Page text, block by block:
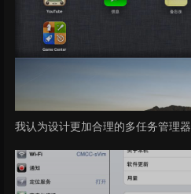
我认为设计更加合理的多任务管理器